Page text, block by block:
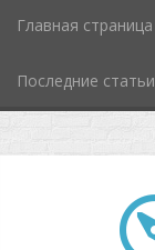
Главная страница
Последние статьи